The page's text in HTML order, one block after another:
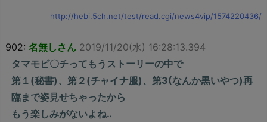
http://hebi.5ch.net/test/read.cgi/news4vip/1574220436/
902: 名無しさん 2019/11/20(水) 16:28:13.394
タマモビ〇チってもうストーリーの中で
第１(秘書)、第２(チャイナ服)、第3(なんか黒いやつ)再
臨まで姿見せちゃったから
もう楽しみがないよね‥